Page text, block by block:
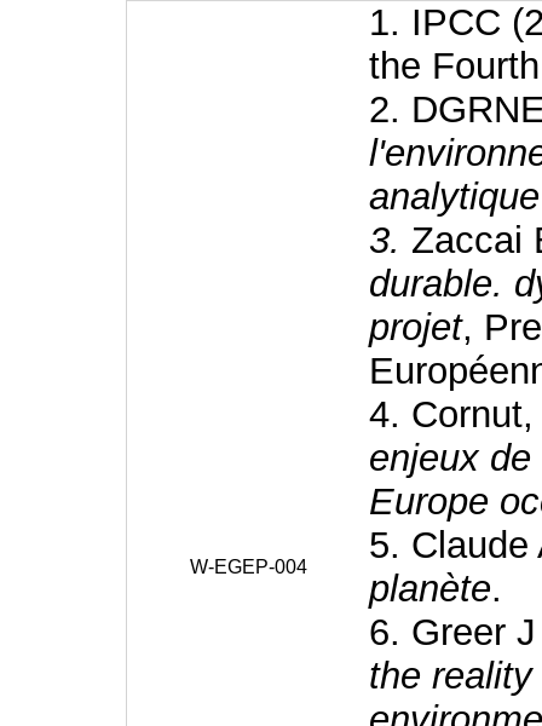
W-EGEP-004
1. IPCC
the
2.
3. Zaccai
durable.
projet,
4.
enjeux
Europe
5.
planète.
6. Greer
the